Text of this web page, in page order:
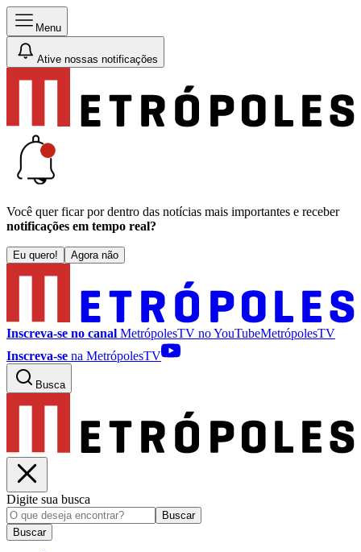
Menu
Ative nossas notificações
Você quer ficar por dentro das notícias mais importantes e receber
notificações em tempo real?
Eu quero! Agora não
Inscreva-se no canal MetrópolesTV noYouTubeMetrópolesTV
Inscreva-se na MetrópolesTV
Busca
Digite sua busca
Buscar
Buscar